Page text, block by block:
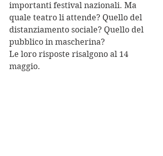
importanti festival nazionali. Ma
quale teatro li attende? Quello del
distanziamento sociale? Quello del
pubblico in mascherina?
Le loro risposte risalgono al 14
maggio.